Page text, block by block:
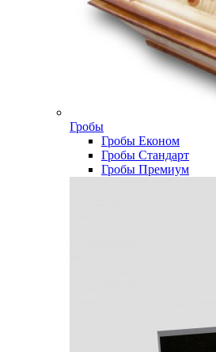
Гробы
Гробы Економ
Гробы Стандарт
Гробы Премиум